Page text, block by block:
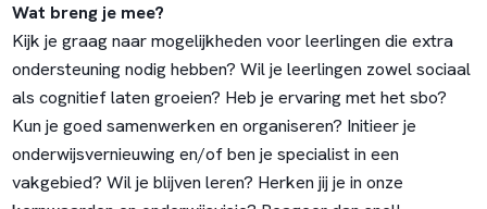
Wat breng je mee?
Kijk je graag naar mogelijkheden voor leerlingen die extra
ondersteuning nodig hebben? Wil je leerlingen zowel sociaal
als cognitief laten groeien? Heb je ervaring met het sbo?
Kun je goed samenwerken en organiseren? Initieer je
onderwijsvernieuwing en/of ben je specialist in een
vakgebied? Wil je blijven leren? Herken jij je in onze